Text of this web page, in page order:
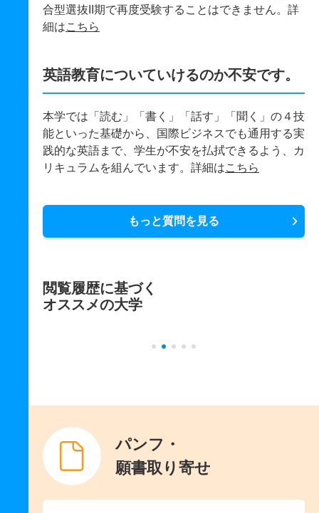
合型選抜II期で再度受験することはできません。詳
細はこちら
英語教育についていけるのか不安です。
本学では「読む」「書く」「話す」「聞く」の４技
能といった基礎から、国際ビジネスでも通用する実
践的な英語まで、学生が不安を払拭できるよう、カ
リキュラムを組んでいます。詳細はこちら
もっと質問を見る
閲覧履歴に基づく
オススメの大学
パンフ・
願書取り寄せ